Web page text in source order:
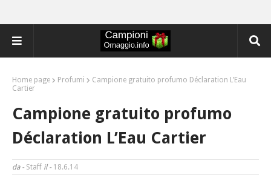
Home page Profumi
Campione gratuito profumo Déclaration L’Eau
Cartier
Campione gratuito profumo
Déclaration L’Eau Cartier
da - Staff il - 18.6.14